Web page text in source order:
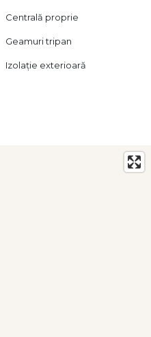
Centrală proprie
Geamuri tripan
Izolație exterioară